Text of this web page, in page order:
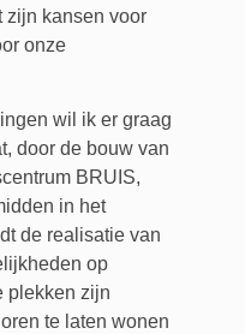
zijn kansen voor
onze
wil ik er graag
door de bouw van
BRUIS,
in het
de realisatie van
op
plekken zijn
te laten wonen